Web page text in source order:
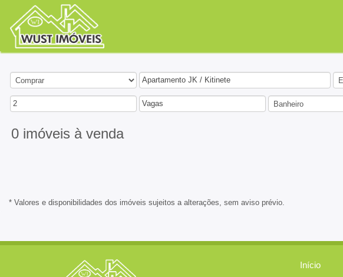
Apartamento JK / Kitinete
2 Vagas
0 imóveis à venda
* Valores e disponibilidades dos imóveis sujeitos a alterações, sem aviso prévio.
Início